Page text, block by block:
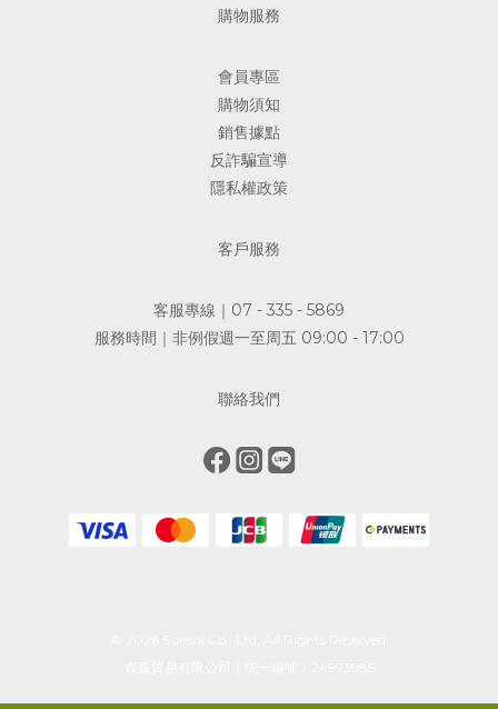
購物服務
會員專區
購物須知
銷售據點
反詐騙宣導
隱私權政策
客戶服務
客服專線｜07 - 335 - 5869
服務時間｜非例假週一至周五 09:00 - 17:00
聯絡我們